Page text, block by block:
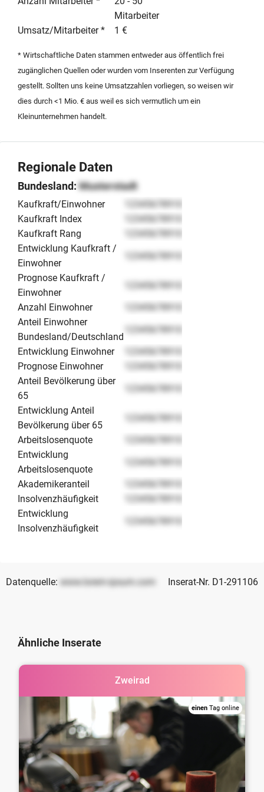
Mitarbeiter
Umsatz/Mitarbeiter *
1 €
* Wirtschaftliche Daten stammen entweder aus öffentlich frei
zugänglichen Quellen oder wurden vom Inserenten zur Verfügung
gestellt. Sollten uns keine Umsatzzahlen vorliegen, so weisen wir
dies durch <1 Mio. € aus weil es sich vermutlich um ein
Kleinunternehmen handelt.
Regionale Daten
Bundesland: Musterstadt
Kaufkraft/Einwohner
12345678910
Kaufkraft Index
12345678910
Kaufkraft Rang
12345678910
Entwicklung Kaufkraft /
Einwohner
12345678910
Prognose Kaufkraft /
Einwohner
12345678910
Anzahl Einwohner
12345678910
Anteil Einwohner
Bundesland/Deutschland
12345678910
Entwicklung Einwohner
12345678910
Prognose Einwohner
12345678910
Anteil Bevölkerung über
65
12345678910
Entwicklung Anteil
Bevölkerung über 65
12345678910
Arbeitslosenquote
12345678910
Entwicklung
Arbeitslosenquote
12345678910
Akademikeranteil
12345678910
Insolvenzhäufigkeit
12345678910
Entwicklung
Insolvenzhäufigkeit
12345678910
Datenquelle: www.lorem-ipsum.com Inserat-Nr. D1-291106
Ähnliche Inserate
Zweirad
einen Tag online